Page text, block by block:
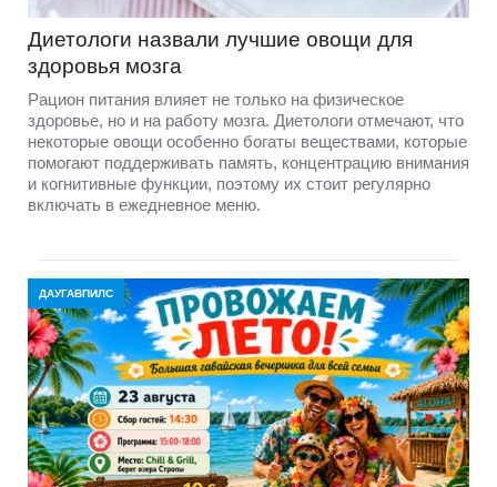
Диетологи назвали лучшие овощи для
здоровья мозга
Рацион питания влияет не только на физическое
здоровье, но и на работу мозга. Диетологи отмечают, что
некоторые овощи особенно богаты веществами, которые
помогают поддерживать память, концентрацию внимания
и когнитивные функции, поэтому их стоит регулярно
включать в ежедневное меню.
ДАУГАВПИЛС